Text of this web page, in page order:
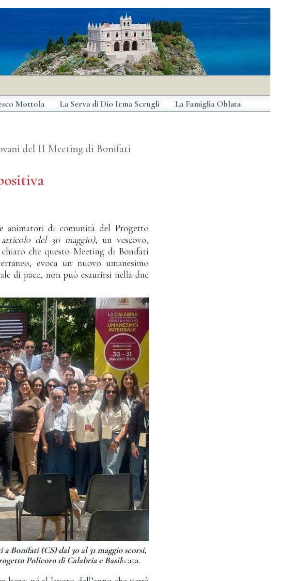
Mottola La Serva di Dio Irma Scrugli La Famiglia Oblata
del II Meeting di Bonifati
animatori di comunità del Progetto
del 30 maggio), un vescovo,
che questo Meeting di Bonifati
evoca un nuovo umanesimo
di pace, non può esaurirsi nella due
Bonifati (CS) dal 30 al 31 maggio scorsi,
Policoro di Calabria e Basilicata.